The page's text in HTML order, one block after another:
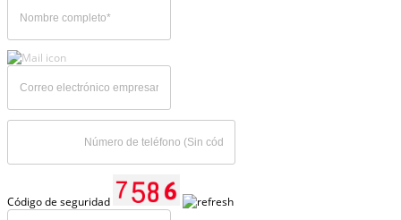
Código de seguridad